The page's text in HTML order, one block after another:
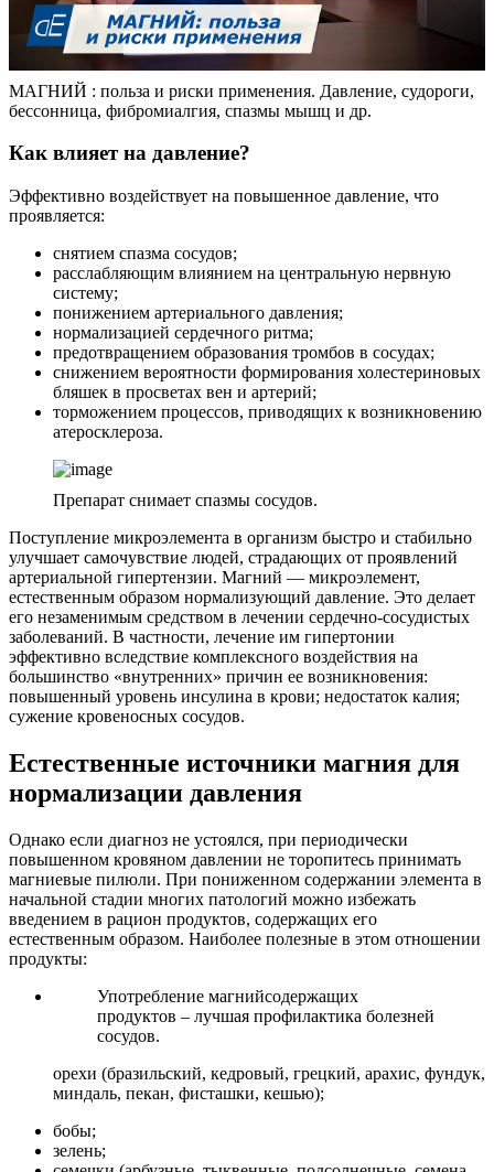
МАГНИЙ : польза и риски применения. Давление, судороги,
бессонница, фибромиалгия, спазмы мышц и др.
Как влияет на давление?
Эффективно воздействует на повышенное давление, что
проявляется:
снятием спазма сосудов;
расслабляющим влиянием на центральную нервную
систему;
понижением артериального давления;
нормализацией сердечного ритма;
предотвращением образования тромбов в сосудах;
снижением вероятности формирования холестериновых
бляшек в просветах вен и артерий;
торможением процессов, приводящих к возникновению
атеросклероза.
Препарат снимает спазмы сосудов.
Поступление микроэлемента в организм быстро и стабильно
улучшает самочувствие людей, страдающих от проявлений
артериальной гипертензии. Магний — микроэлемент,
естественным образом нормализующий давление. Это делает
его незаменимым средством в лечении сердечно-сосудистых
заболеваний. В частности, лечение им гипертонии
эффективно вследствие комплексного воздействия на
большинство «внутренних» причин ее возникновения:
повышенный уровень инсулина в крови; недостаток калия;
сужение кровеносных сосудов.
Естественные источники магния для
нормализации давления
Однако если диагноз не устоялся, при периодически
повышенном кровяном давлении не торопитесь принимать
магниевые пилюли. При пониженном содержании элемента в
начальной стадии многих патологий можно избежать
введением в рацион продуктов, содержащих его
естественным образом. Наиболее полезные в этом отношении
продукты:
Употребление магнийсодержащих
продуктов – лучшая профилактика болезней
сосудов.
орехи (бразильский, кедровый, грецкий, арахис, фундук,
миндаль, пекан, фисташки, кешью);
бобы;
зелень;